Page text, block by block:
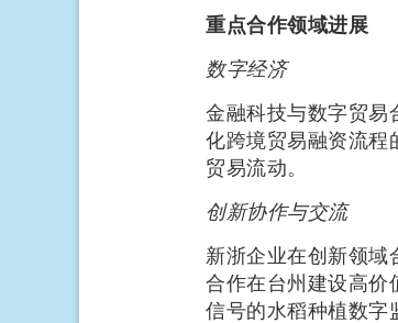
重点合作领域进展
数字经济
金融科技与数字贸易
化跨境贸易融资流程
贸易流动。
创新协作与交流
新浙企业在创新领域
合作在台州建设高价
信号的水稻种植数字